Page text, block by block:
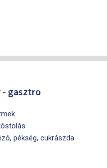
- gasztro
pékség, cukrászda